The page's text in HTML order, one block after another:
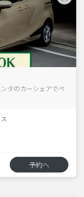
タのカーシェアでペ
予約へ